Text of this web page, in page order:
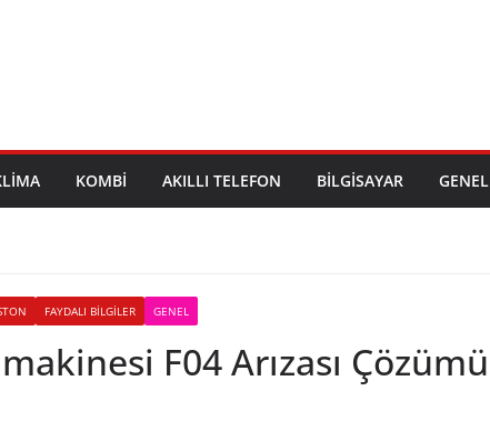
KOMBI AKILLI TELEFON BILGISAYAR GENEL
FAYDALI BILGILER GENEL
F04 Arızası Çözümü